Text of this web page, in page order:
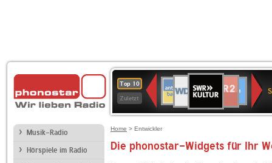
Top 10
Zuletzt
80er
90er
OLDIE
ANTENNE
SWR3
WDR
4
BR-
KLASSIK
Deutschlandfunk
Kultur
ANTENNE
BAYERN
2
Kultur2
Musik-Radio
Hörspiele im Radio
Home > Entwickler
Die phonostar-Widgets für Ihr